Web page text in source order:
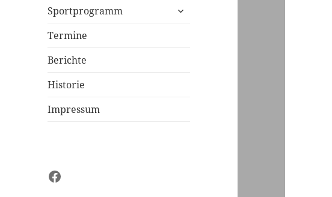
Sportprogramm
untermenü
Termine
Berichte
Historie
Impressum
Facebook